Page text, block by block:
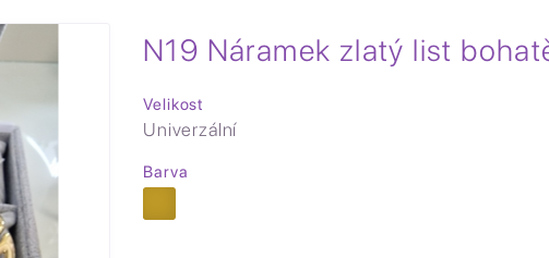
N19 Náramek zlatý list
Velikost
Univerzální
Barva